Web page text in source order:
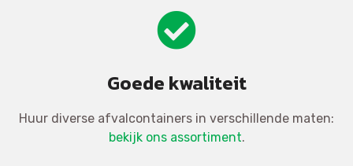
Goede kwaliteit
Huur diverse afvalcontainers in verschillende maten:
bekijk ons assortiment.